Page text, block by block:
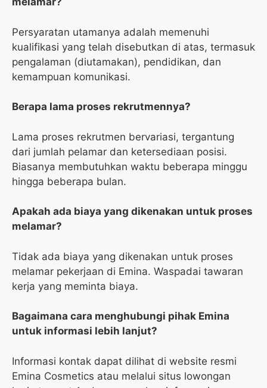
Persyaratan utamanya adalah memenuhi
kualifikasi yang telah disebutkan di atas, termasuk
pengalaman (diutamakan), pendidikan, dan
kemampuan komunikasi.
Berapa lama proses rekrutmennya?
Lama proses rekrutmen bervariasi, tergantung
dari jumlah pelamar dan ketersediaan posisi.
Biasanya membutuhkan waktu beberapa minggu
hingga beberapa bulan.
Apakah ada biaya yang dikenakan untuk proses
melamar?
Tidak ada biaya yang dikenakan untuk proses
melamar pekerjaan di Emina. Waspadai tawaran
kerja yang meminta biaya.
Bagaimana cara menghubungi pihak Emina
untuk informasi lebih lanjut?
Informasi kontak dapat dilihat di website resmi
Emina Cosmetics atau melalui situs lowongan